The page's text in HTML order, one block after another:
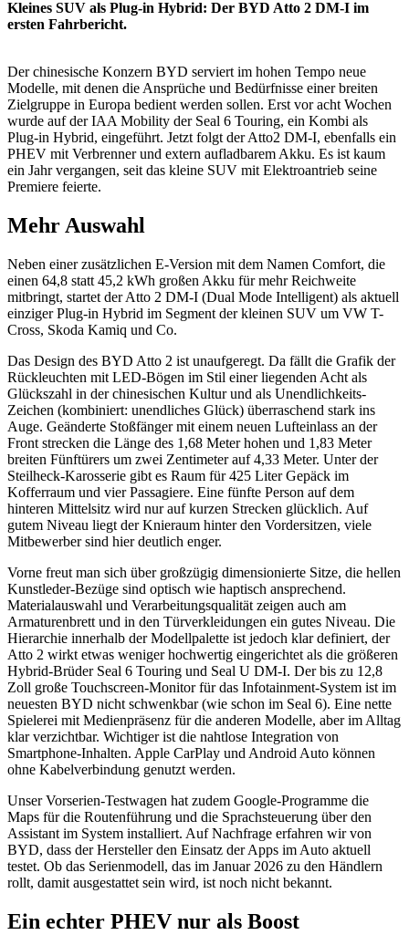
Kleines SUV als Plug-in Hybrid: Der BYD Atto 2 DM-I im
ersten Fahrbericht.
Der chinesische Konzern BYD serviert im hohen Tempo neue
Modelle, mit denen die Ansprüche und Bedürfnisse einer breiten
Zielgruppe in Europa bedient werden sollen. Erst vor acht Wochen
wurde auf der IAA Mobility der Seal 6 Touring, ein Kombi als
Plug-in Hybrid, eingeführt. Jetzt folgt der Atto2 DM-I, ebenfalls ein
PHEV mit Verbrenner und extern aufladbarem Akku. Es ist kaum
ein Jahr vergangen, seit das kleine SUV mit Elektroantrieb seine
Premiere feierte.
Mehr Auswahl
Neben einer zusätzlichen E-Version mit dem Namen Comfort, die
einen 64,8 statt 45,2 kWh großen Akku für mehr Reichweite
mitbringt, startet der Atto 2 DM-I (Dual Mode Intelligent) als aktuell
einziger Plug-in Hybrid im Segment der kleinen SUV um VW T-
Cross, Skoda Kamiq und Co.
Das Design des BYD Atto 2 ist unaufgeregt. Da fällt die Grafik der
Rückleuchten mit LED-Bögen im Stil einer liegenden Acht als
Glückszahl in der chinesischen Kultur und als Unendlichkeits-
Zeichen (kombiniert: unendliches Glück) überraschend stark ins
Auge. Geänderte Stoßfänger mit einem neuen Lufteinlass an der
Front strecken die Länge des 1,68 Meter hohen und 1,83 Meter
breiten Fünftürers um zwei Zentimeter auf 4,33 Meter. Unter der
Steilheck-Karosserie gibt es Raum für 425 Liter Gepäck im
Kofferraum und vier Passagiere. Eine fünfte Person auf dem
hinteren Mittelsitz wird nur auf kurzen Strecken glücklich. Auf
gutem Niveau liegt der Knieraum hinter den Vordersitzen, viele
Mitbewerber sind hier deutlich enger.
Vorne freut man sich über großzügig dimensionierte Sitze, die hellen
Kunstleder-Bezüge sind optisch wie haptisch ansprechend.
Materialauswahl und Verarbeitungsqualität zeigen auch am
Armaturenbrett und in den Türverkleidungen ein gutes Niveau. Die
Hierarchie innerhalb der Modellpalette ist jedoch klar definiert, der
Atto 2 wirkt etwas weniger hochwertig eingerichtet als die größeren
Hybrid-Brüder Seal 6 Touring und Seal U DM-I. Der bis zu 12,8
Zoll große Touchscreen-Monitor für das Infotainment-System ist im
neuesten BYD nicht schwenkbar (wie schon im Seal 6). Eine nette
Spielerei mit Medienpräsenz für die anderen Modelle, aber im Alltag
klar verzichtbar. Wichtiger ist die nahtlose Integration von
Smartphone-Inhalten. Apple CarPlay und Android Auto können
ohne Kabelverbindung genutzt werden.
Unser Vorserien-Testwagen hat zudem Google-Programme die
Maps für die Routenführung und die Sprachsteuerung über den
Assistant im System installiert. Auf Nachfrage erfahren wir von
BYD, dass der Hersteller den Einsatz der Apps im Auto aktuell
testet. Ob das Serienmodell, das im Januar 2026 zu den Händlern
rollt, damit ausgestattet sein wird, ist noch nicht bekannt.
Ein echter PHEV nur als Boost